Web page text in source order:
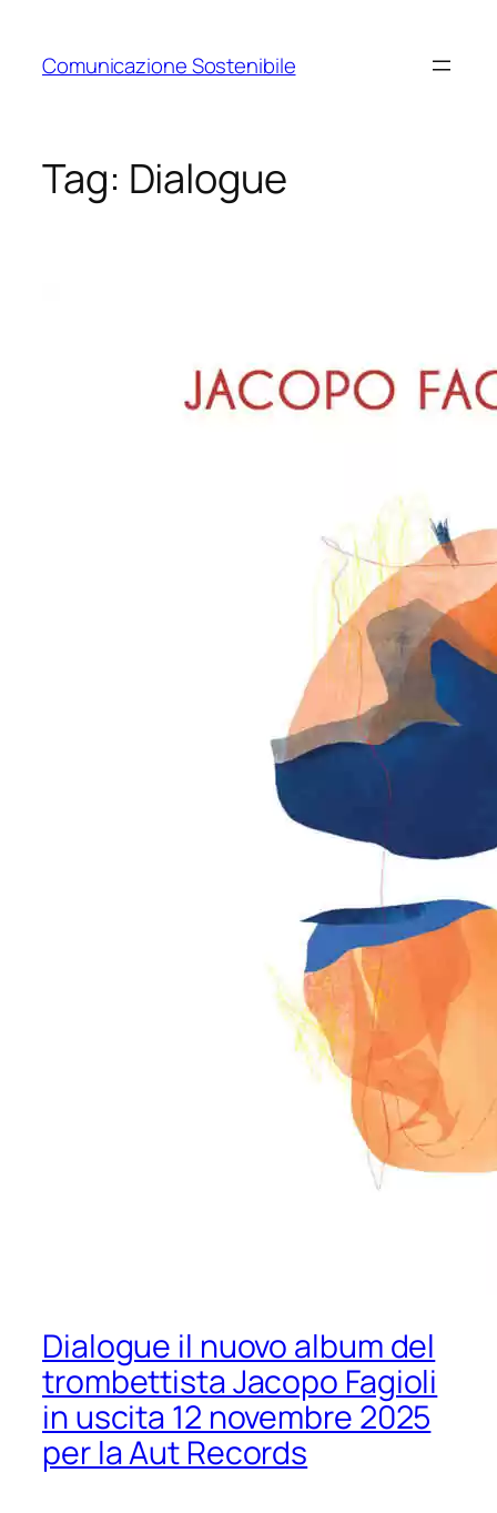
contenuto
Comunicazione Sostenibile
Tag: Dialogue
Dialogue il nuovo album del
trombettista Jacopo Fagioli
in uscita 12 novembre 2025
per la Aut Records